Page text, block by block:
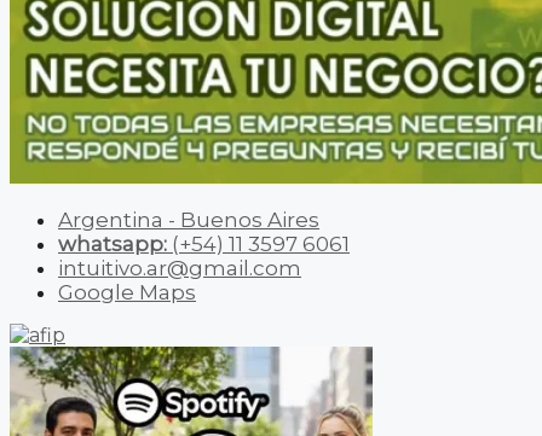
Argentina - Buenos Aires
whatsapp: (+54) 11 3597 6061
intuitivo.ar@gmail.com
Google Maps